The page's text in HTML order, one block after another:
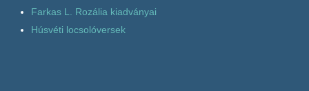
Farkas L. Rozália kiadványai
Húsvéti locsolóversek